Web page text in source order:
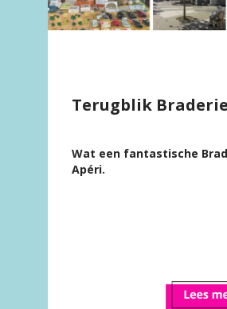
Terugblik
Wat een fantastische
Apéri.